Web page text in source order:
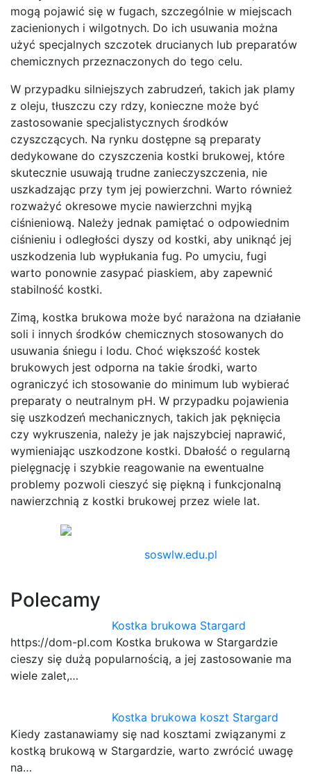
mogą pojawić się w fugach, szczególnie w miejscach
zacienionych i wilgotnych. Do ich usuwania można
użyć specjalnych szczotek drucianych lub preparatów
chemicznych przeznaczonych do tego celu.
W przypadku silniejszych zabrudzeń, takich jak plamy
z oleju, tłuszczu czy rdzy, konieczne może być
zastosowanie specjalistycznych środków
czyszczących. Na rynku dostępne są preparaty
dedykowane do czyszczenia kostki brukowej, które
skutecznie usuwają trudne zanieczyszczenia, nie
uszkadzając przy tym jej powierzchni. Warto również
rozważyć okresowe mycie nawierzchni myjką
ciśnieniową. Należy jednak pamiętać o odpowiednim
ciśnieniu i odległości dyszy od kostki, aby uniknąć jej
uszkodzenia lub wypłukania fug. Po umyciu, fugi
warto ponownie zasypać piaskiem, aby zapewnić
stabilność kostki.
Zimą, kostka brukowa może być narażona na działanie
soli i innych środków chemicznych stosowanych do
usuwania śniegu i lodu. Choć większość kostek
brukowych jest odporna na takie środki, warto
ograniczyć ich stosowanie do minimum lub wybierać
preparaty o neutralnym pH. W przypadku pojawienia
się uszkodzeń mechanicznych, takich jak pęknięcia
czy wykruszenia, należy je jak najszybciej naprawić,
wymieniając uszkodzone kostki. Dbałość o regularną
pielęgnację i szybkie reagowanie na ewentualne
problemy pozwoli cieszyć się piękną i funkcjonalną
nawierzchnią z kostki brukowej przez wiele lat.
soswlw.edu.pl
Polecamy
Kostka brukowa Stargard
https://dom-pl.com Kostka brukowa w Stargardzie
cieszy się dużą popularnością, a jej zastosowanie ma
wiele zalet,…
Kostka brukowa koszt Stargard
Kiedy zastanawiamy się nad kosztami związanymi z
kostką brukową w Stargardzie, warto zwrócić uwagę
na…